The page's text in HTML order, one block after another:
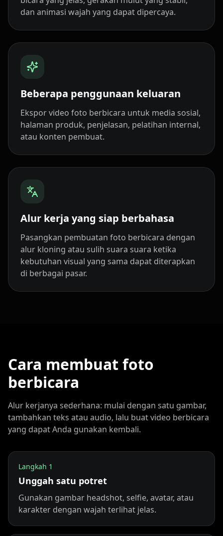
Teacher 10 Lawyer 01
Lawyer 06
Lawyer 09 Lawyer 10 Coach 01
Coach 02 Coach 03 Coach 04
Coach 06
Beauty 07
Beauty 10 TV Anchor 01 TV Anchor 02
TV Anchor 03 TV Anchor 04
TV Anchor 09 TV Anchor 10
dan animasi wajah yang dapat dipercaya.
Beberapa penggunaan keluaran
Ekspor video foto berbicara untuk media sosial,
halaman produk, penjelasan, pelatihan internal,
atau konten pembuat.
Alur kerja yang siap berbahasa
Pasangkan pembuatan foto berbicara dengan
alur kloning atau sulih suara suara ketika
kebutuhan visual yang sama dapat diterapkan
di berbagai pasar.
Cara membuat foto
berbicara
Alur kerjanya sederhana: mulai dengan satu gambar,
tambahkan teks atau audio, lalu buat video berbicara
yang dapat Anda gunakan kembali.
Langkah 1
Unggah satu potret
Gunakan gambar headshot, selfie, avatar, atau
karakter dengan wajah terlihat jelas.